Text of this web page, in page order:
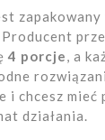
zapakowany
. Producent
4 porcje , a
i chcesz mieć
działania.